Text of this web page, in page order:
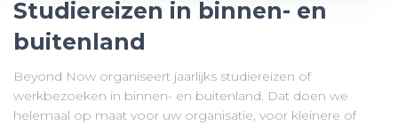
Studiereizen in binnen- en
buitenland
Beyond Now organiseert jaarlijks studiereizen of
werkbezoeken in binnen- en buitenland. Dat doen we
helemaal op maat voor uw organisatie, voor kleinere of